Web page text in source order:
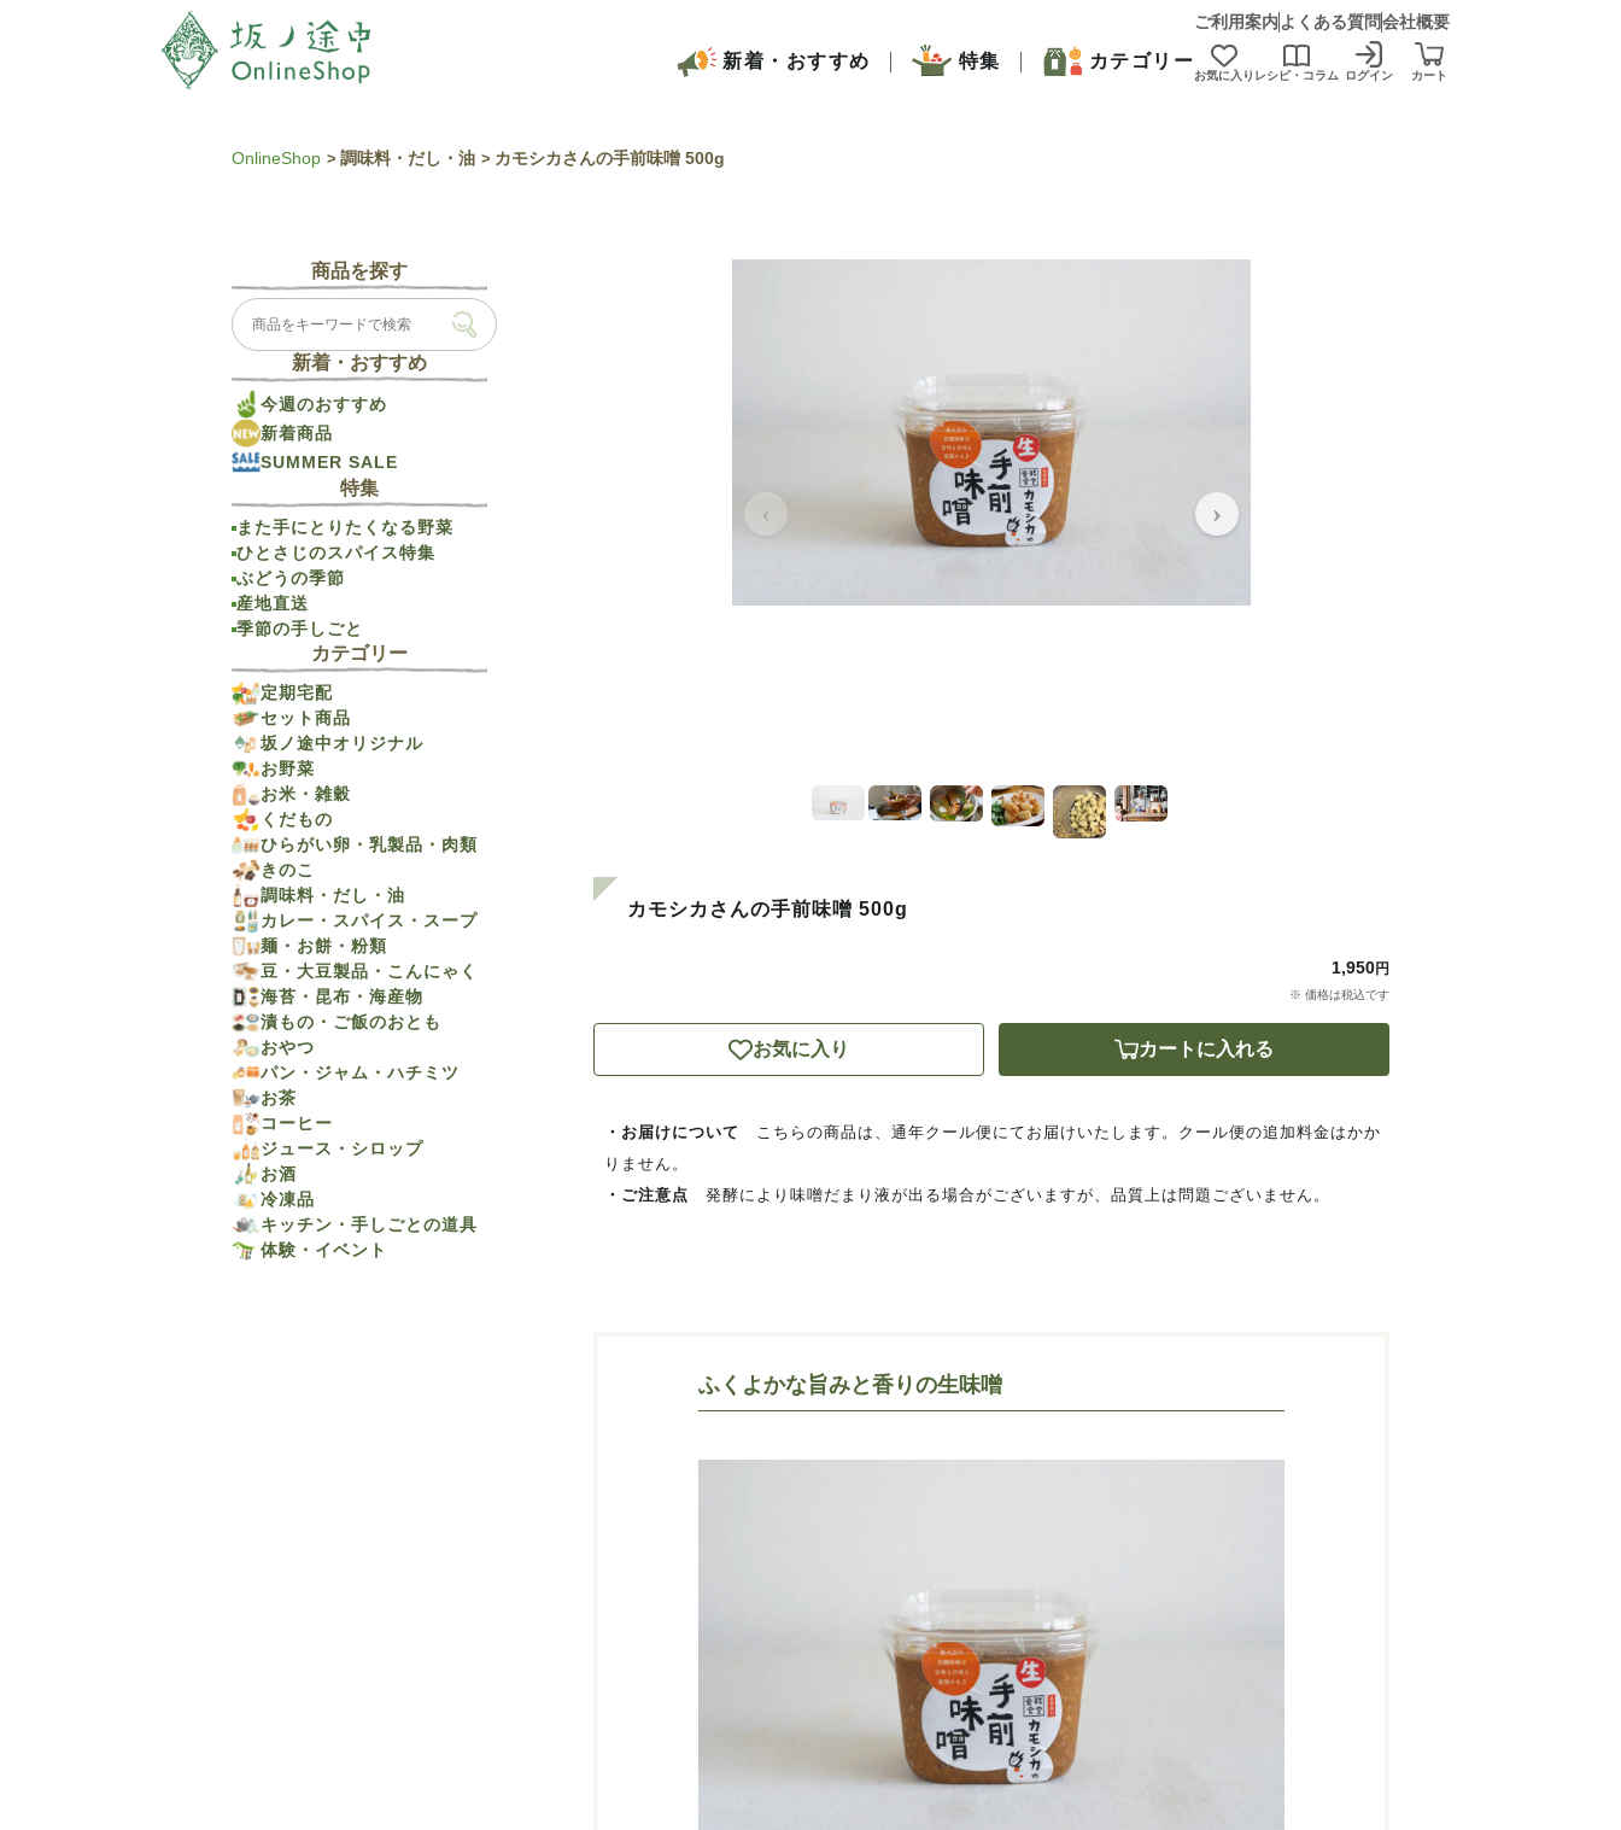
ご利用案内 よくある質問会社概要
新着・おすすめ 特集 カテゴリー
お気に入り レシピ・コラム ログイン カート
OnlineShop 調味料・だし・油 カモシカさんの手前味噌 500g
カモシカさんの手前味噌 500g
1,950円
※ 価格は税込です
お気に入り カートに入れる
・お届けについて
こちらの商品は、通年クール便にてお届けいたします。クール便の追加料金はかか
りません。
・ご注意点 発酵により味噌だまり液が出る場合がございますが、品質上は問題ございません。
ふくよかな旨みと香りの生味噌
商品を探す
新着・おすすめ
今週のおすすめ
新着商品
SUMMER SALE
特集
また手にとりたくなる野菜
ひとさじのスパイス特集
ぶどうの季節
産地直送
季節の手しごと
カテゴリー
定期宅配
セット商品
坂ノ途中オリジナル
お野菜
お米・雑穀
くだもの
ひらがい卵・乳製品・肉類
きのこ
調味料・だし・油
カレー・スパイス・スープ
麺・お餅・粉類
豆・大豆製品・こんにゃく
海苔・昆布・海産物
漬もの・ご飯のおとも
おやつ
パン・ジャム・ハチミツ
お茶
コーヒー
ジュース・シロップ
お酒
冷凍品
キッチン・手しごとの道具
体験・イベント